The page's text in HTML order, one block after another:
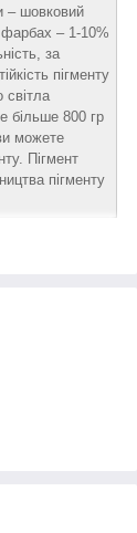
– шовковий
фарбах – 1-10%
за
пігменту
світла
більше 800 гр
можете
Пігмент
пігменту